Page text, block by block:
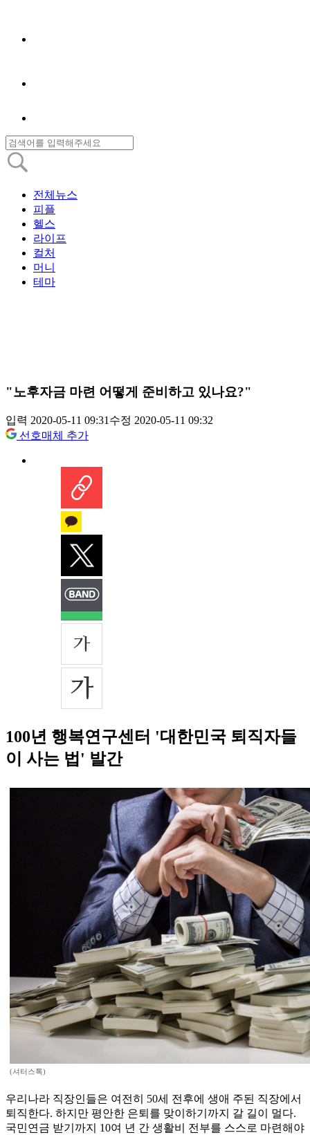
전체뉴스
피플
헬스
라이프
컬처
머니
테마
"노후자금 마련 어떻게 준비하고 있나요?"
입력 2020-05-11 09:31수정 2020-05-11 09:32
선호매체 추가
100년 행복연구센터 '대한민국 퇴직자들
이 사는 법' 발간
(셔터스톡)
우리나라 직장인들은 여전히 50세 전후에 생애 주된 직장에서
퇴직한다. 하지만 평안한 은퇴를 맞이하기까지 갈 길이 멀다.
국민연금 받기까지 10여 년 간 생활비 전부를 스스로 마련해야